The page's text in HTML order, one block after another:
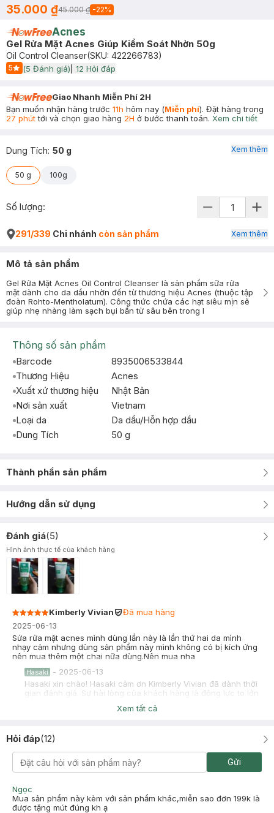
35.000 ₫45.000 ₫ -22%
Acnes
Gel Rửa Mặt Acnes Giúp Kiểm Soát Nhờn 50g
Oil Control Cleanser(SKU: 422266783)
5
Start Icon
(5 Đánh giá) 12 Hỏi đáp
Giao Nhanh Miễn Phí 2H
Bạn muốn nhận hàng trước 11h hôm nay (Miễn phí). Đặt hàng trong
27 phúttới và chọn giao hàng 2H ở bước thanh toán. Xem chi tiết
Dung Tích: 50 g
50 g 100g
Xem thêm
Số lượng:
291/339 Chi nhánh còn sản phẩm Xem thêm
Mô tả sản phẩm
Gel Rửa Mặt Acnes Oil Control Cleanser là sản phẩm sữa rửa
mặt dành cho da dầu nhờn đến từ thương hiệu Acnes (thuộc tập
đoàn Rohto-Mentholatum). Công thức chứa các hạt siêu mịn sẽ
giúp nhẹ nhàng làm sạch bụi bẩn từ sâu bên trong l
Thông số sản phẩm
Barcode
8935006533844
Thương Hiệu
Acnes
Xuất xứ thương hiệu
Nhật Bản
Nơi sản xuất
Vietnam
Loại da
Da dầu/Hỗn hợp dầu
Dung Tích
50 g
Thành phần sản phẩm
Hướng dẫn sử dụng
Đánh giá(5)
Hình ảnh thực tế của khách hàng
Kimberly Vivian
Đã mua hàng
2025-06-13
Sửa rửa mặt acnes mình dùng lần này là lần thứ hai da mình
nhạy cảm nhưng dùng sản phẩm này mình không có bị kích ứng
nên mua thêm một chai nữa dùng.Nên mua nha
Hasaki - 2025-06-13
Hasaki xin chào! Hasaki cảm ơn Kimberly Vivian đã dành thời
gian đánh giá. Sự hài lòng của khách hàng là động lực to lớn
để Hasaki ngày càng phát triển hơn nữa về chất lượng dịch
vụ. Cảm ơn bạn đã tin tưởng và mua sắm tại Hasaki!
2024-09-02
Mình da dầu, nhạy cảm xài 3,4 lần cảm giác sạch lắm nhưng bị
khô bong tróc da phần cằm nhiều và 2 bên má, cánh mũi
Xem tất cả
Hỏi đáp(12)
Gửi
Ngọc
Mua sản phẩm này kèm với sản phẩm khác,miễn sao đơn 199k là
được tặng mút đúng kh ạ